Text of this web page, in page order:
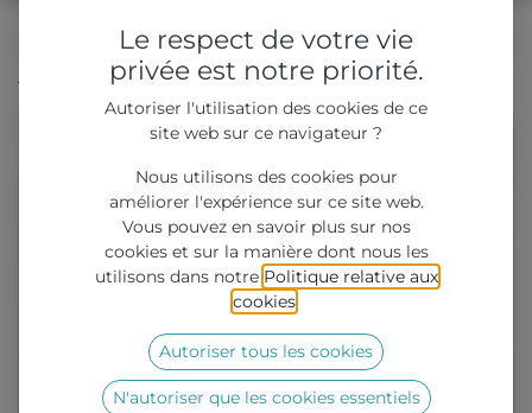
Tous les produits Jeu de Cartes - Devine L'animal
Le respect de votre vie
privée est notre priorité.
Autoriser l'utilisation des cookies de ce
site web sur ce navigateur ?
Nous utilisons des cookies pour
améliorer l'expérience sur ce site web.
Vous pouvez en savoir plus sur nos
cookies et sur la manière dont nous les
utilisons dans notre Politique relative aux
cookies
Autoriser tous les cookies
N'autoriser que les cookies essentiels